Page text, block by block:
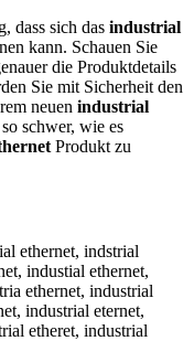
dass sich das industrial
kann. Schauen Sie
die Produktdetails
Sie mit Sicherheit den
neuen industrial
schwer, wie es
Produkt zu
ethernet, indstrial
industial ethernet,
ethernet, industrial
industrial eternet,
etheret, industrial